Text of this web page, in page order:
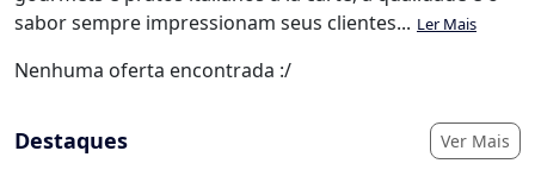
sabor sempre impressionam seus clientes... Ler Mais
Nenhuma oferta encontrada :/
Destaques Ver Mais